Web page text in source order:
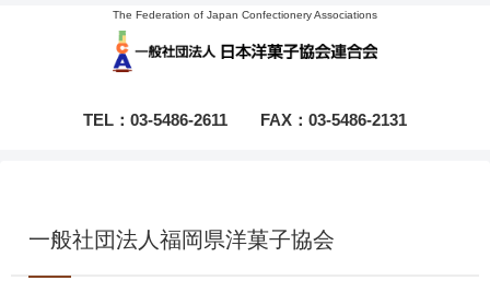
The Federation of Japan Confectionery Associations
TEL：03-5486-2611 FAX：03-5486-2131
一般社団法人福岡県洋菓子協会